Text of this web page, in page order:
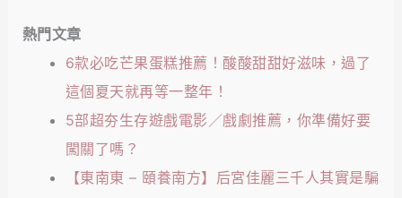
熱門文章
6款必吃芒果蛋糕推薦！酸酸甜甜好滋味，過了
這個夏天就再等一整年！
5部超夯生存遊戲電影／戲劇推薦，你準備好要
闖關了嗎？
【東南東 – 頤養南方】后宮佳麗三千人其實是騙